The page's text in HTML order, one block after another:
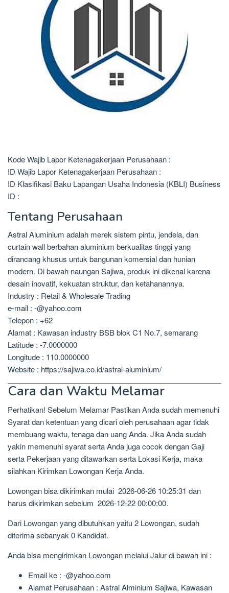
Kode Wajib Lapor Ketenagakerjaan Perusahaan :
ID Wajib Lapor Ketenagakerjaan Perusahaan :
ID Klasifikasi Baku Lapangan Usaha Indonesia (KBLI) Business
ID :
Tentang Perusahaan
Astral Aluminium adalah merek sistem pintu, jendela, dan
curtain wall berbahan aluminium berkualitas tinggi yang
dirancang khusus untuk bangunan komersial dan hunian
modern. Di bawah naungan Sajiwa, produk ini dikenal karena
desain inovatif, kekuatan struktur, dan ketahanannya.
Industry : Retail & Wholesale Trading
e-mail : -@yahoo.com
Telepon : +62
Alamat : Kawasan industry BSB blok C1 No.7, semarang
Latitude : -7.0000000
Longitude : 110.0000000
Website : https://sajiwa.co.id/astral-aluminium/
Cara dan Waktu Melamar
Perhatikan! Sebelum Melamar Pastikan Anda sudah memenuhi
Syarat dan ketentuan yang dicari oleh perusahaan agar tidak
membuang waktu, tenaga dan uang Anda. Jika Anda sudah
yakin memenuhi syarat serta Anda juga cocok dengan Gaji
serta Pekerjaan yang ditawarkan serta Lokasi Kerja, maka
silahkan Kirimkan Lowongan Kerja Anda.
Lowongan bisa dikirimkan mulai 2026-06-26 10:25:31 dan
harus dikirimkan sebelum 2026-12-22 00:00:00.
Dari Lowongan yang dibutuhkan yaitu 2 Lowongan, sudah
diterima sebanyak 0 Kandidat.
Anda bisa mengirimkan Lowongan melalui Jalur di bawah ini :
Email ke : -@yahoo.com
Alamat Perusahaan : Astral Alminium Sajiwa, Kawasan